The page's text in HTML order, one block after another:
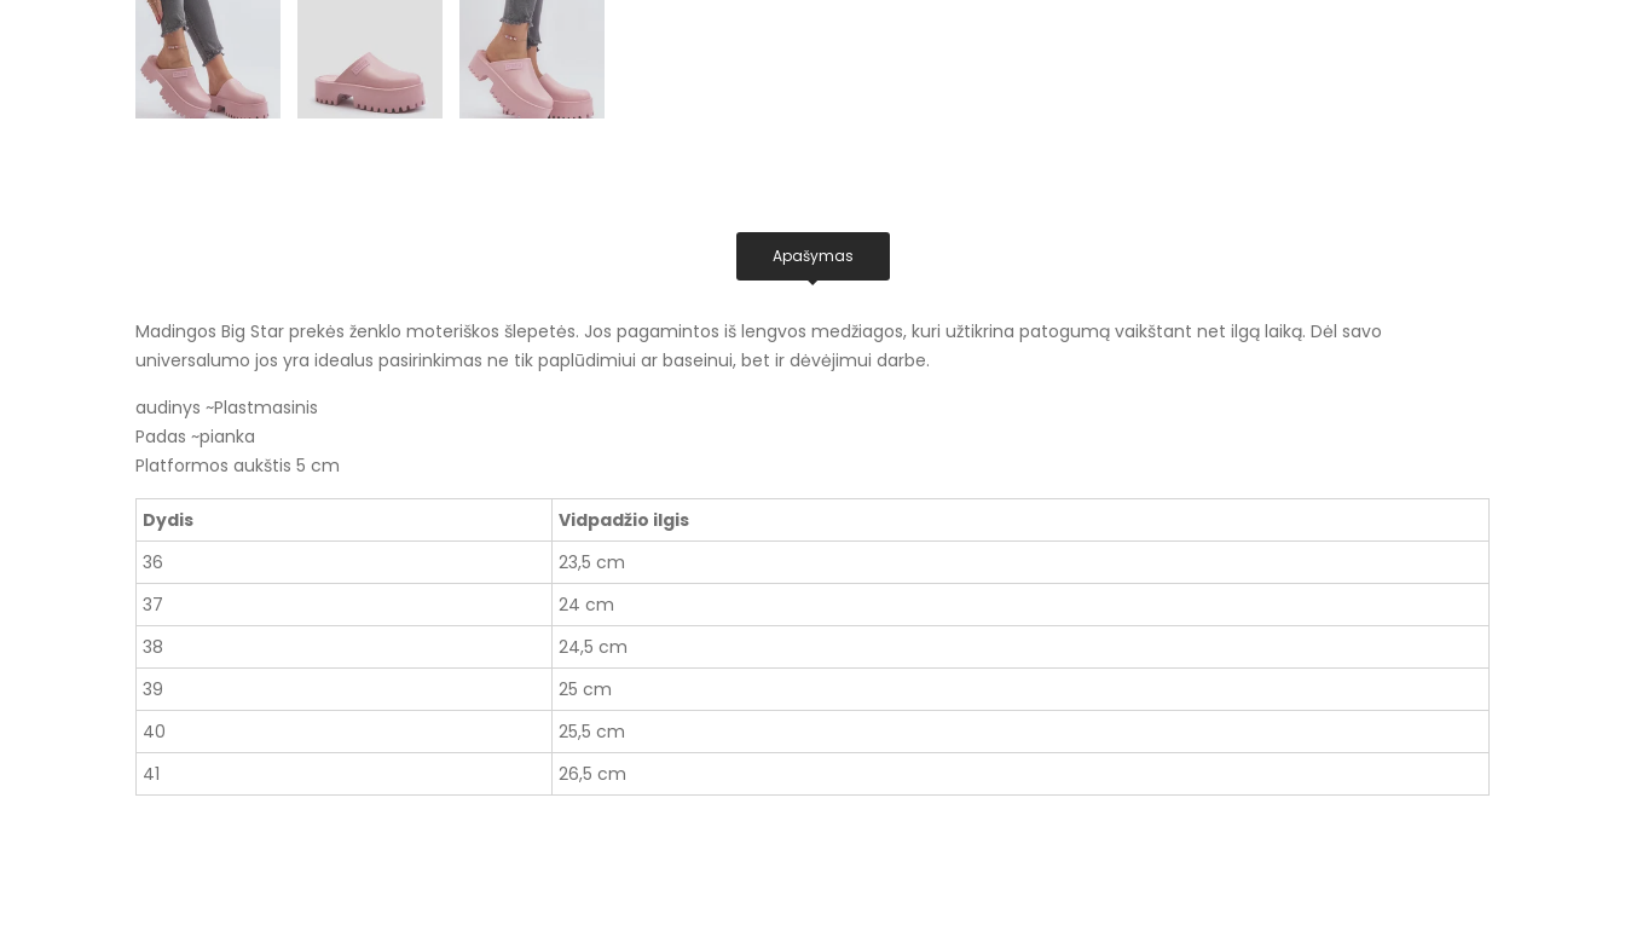
Apašymas
Madingos Big Star prekės ženklo moteriškos šlepetės. Jos pagamintos iš lengvos medžiagos, kuri užtikrina patogumą vaikštant net ilgą laiką. Dėl savo
universalumo jos yra idealus pasirinkimas ne tik paplūdimiui ar baseinui, bet ir dėvėjimui darbe.
audinys ~Plastmasinis
Padas ~pianka
Platformos aukštis 5 cm
Dydis
Vidpadžio ilgis
36
23,5 cm
37
24 cm
38
24,5 cm
39
25 cm
40
25,5 cm
41
26,5 cm